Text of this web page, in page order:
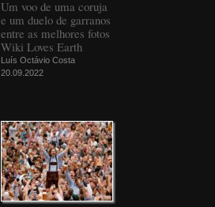
Um voo de uma coruja
e um duelo de garranos
entre as melhores fotos
Wiki Loves Earth
Luís Octávio Costa
20.09.2022